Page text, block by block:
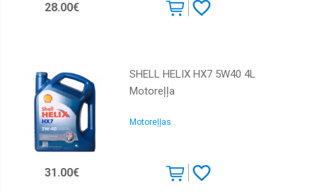
28.00€
SHELL HELIX HX7 5W40 4L
Motoreļļa
Motoreļļas
31.00€